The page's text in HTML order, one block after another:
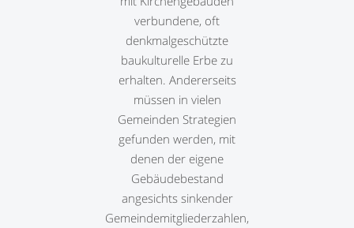
verbundene, oft
denkmalgeschützte
baukulturelle Erbe zu
erhalten. Andererseits
müssen in vielen
Gemeinden Strategien
gefunden werden, mit
denen der eigene
Gebäudebestand
angesichts sinkender
Gemeindemitgliederzahlen,